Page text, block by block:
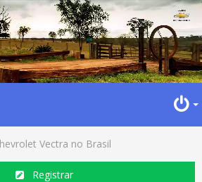
Vectra no Brasil
Registrar